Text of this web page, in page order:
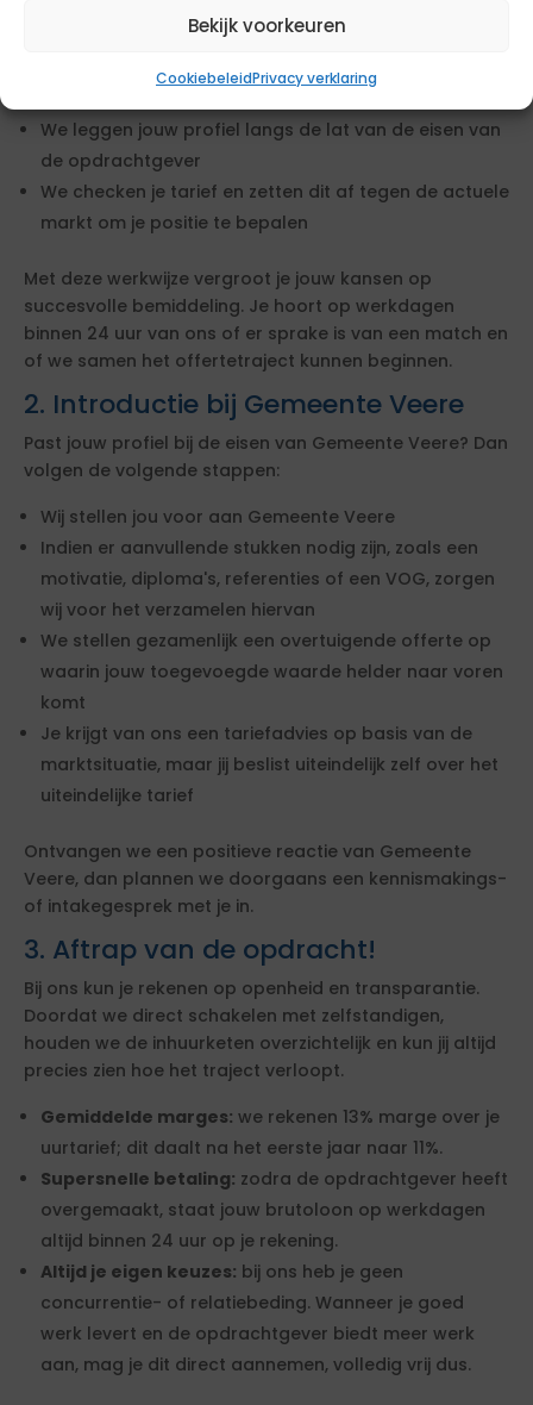
Bekijk voorkeuren
CookiebeleidPrivacy verklaring
direct met het beoordelen van een mogelijke match.
We bekijken of jouw ervaring en cv aansluiten bij de
We leggen jouw profiel langs de lat van de eisen van
de opdrachtgever
We checken je tarief en zetten dit af tegen de actuele
markt om je positie te bepalen
Met deze werkwijze vergroot je jouw kansen op
succesvolle bemiddeling. Je hoort op werkdagen
binnen 24 uur van ons of er sprake is van een match en
of we samen het offertetraject kunnen beginnen.
2. Introductie bij Gemeente Veere
Past jouw profiel bij de eisen van Gemeente Veere? Dan
volgen de volgende stappen:
Wij stellen jou voor aan Gemeente Veere
Indien er aanvullende stukken nodig zijn, zoals een
motivatie, diploma's, referenties of een VOG, zorgen
wij voor het verzamelen hiervan
We stellen gezamenlijk een overtuigende offerte op
waarin jouw toegevoegde waarde helder naar voren
komt
Je krijgt van ons een tariefadvies op basis van de
marktsituatie, maar jij beslist uiteindelijk zelf over het
uiteindelijke tarief
Ontvangen we een positieve reactie van Gemeente
Veere, dan plannen we doorgaans een kennismakings-
of intakegesprek met je in.
3. Aftrap van de opdracht!
Bij ons kun je rekenen op openheid en transparantie.
Doordat we direct schakelen met zelfstandigen,
houden we de inhuurketen overzichtelijk en kun jij altijd
precies zien hoe het traject verloopt.
Gemiddelde marges: we rekenen 13% marge over je
uurtarief; dit daalt na het eerste jaar naar 11%.
Supersnelle betaling: zodra de opdrachtgever heeft
overgemaakt, staat jouw brutoloon op werkdagen
altijd binnen 24 uur op je rekening.
Altijd je eigen keuzes: bij ons heb je geen
concurrentie- of relatiebeding. Wanneer je goed
werk levert en de opdrachtgever biedt meer werk
aan, mag je dit direct aannemen, volledig vrij dus.